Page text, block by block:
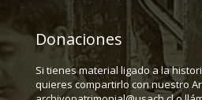
Donaciones
Si tienes material ligado a la
quieres compartirlo con nuestro